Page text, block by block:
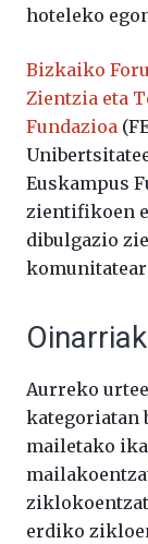
hoteleko
Bizkaiko
Zientzia eta
Fundazioa
Euskampus
zientifikoen
dibulgazio
Oinarriak
Aurreko
kategoriatan
mailetako
erdiko